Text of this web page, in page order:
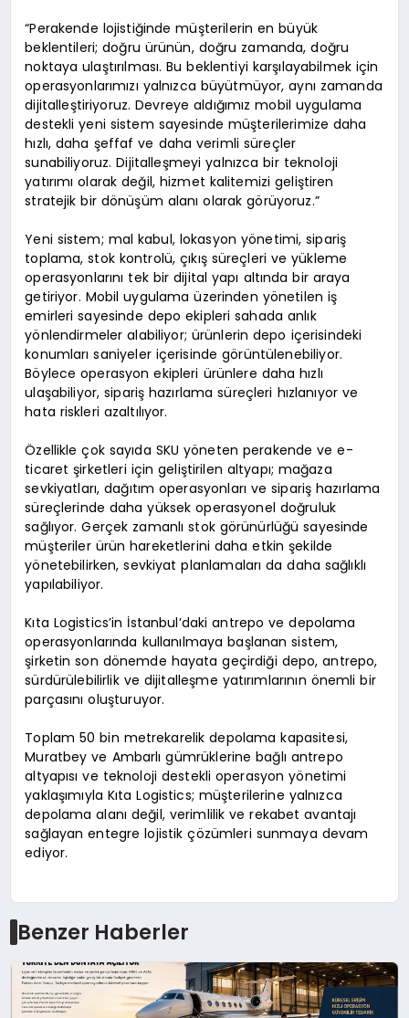
“Perakende lojistiğinde müşterilerin en büyük
beklentileri; doğru ürünün, doğru zamanda, doğru
noktaya ulaştırılması. Bu beklentiyi karşılayabilmek için
operasyonlarımızı yalnızca büyütmüyor, aynı zamanda
dijitalleştiriyoruz. Devreye aldığımız mobil uygulama
destekli yeni sistem sayesinde müşterilerimize daha
hızlı, daha şeffaf ve daha verimli süreçler
sunabiliyoruz. Dijitalleşmeyi yalnızca bir teknoloji
yatırımı olarak değil, hizmet kalitemizi geliştiren
stratejik bir dönüşüm alanı olarak görüyoruz.”
Yeni sistem; mal kabul, lokasyon yönetimi, sipariş
toplama, stok kontrolü, çıkış süreçleri ve yükleme
operasyonlarını tek bir dijital yapı altında bir araya
getiriyor. Mobil uygulama üzerinden yönetilen iş
emirleri sayesinde depo ekipleri sahada anlık
yönlendirmeler alabiliyor; ürünlerin depo içerisindeki
konumları saniyeler içerisinde görüntülenebiliyor.
Böylece operasyon ekipleri ürünlere daha hızlı
ulaşabiliyor, sipariş hazırlama süreçleri hızlanıyor ve
hata riskleri azaltılıyor.
Özellikle çok sayıda SKU yöneten perakende ve e-
ticaret şirketleri için geliştirilen altyapı; mağaza
sevkiyatları, dağıtım operasyonları ve sipariş hazırlama
süreçlerinde daha yüksek operasyonel doğruluk
sağlıyor. Gerçek zamanlı stok görünürlüğü sayesinde
müşteriler ürün hareketlerini daha etkin şekilde
yönetebilirken, sevkiyat planlamaları da daha sağlıklı
yapılabiliyor.
Kıta Logistics’in İstanbul’daki antrepo ve depolama
operasyonlarında kullanılmaya başlanan sistem,
şirketin son dönemde hayata geçirdiği depo, antrepo,
sürdürülebilirlik ve dijitalleşme yatırımlarının önemli bir
parçasını oluşturuyor.
Toplam 50 bin metrekarelik depolama kapasitesi,
Muratbey ve Ambarlı gümrüklerine bağlı antrepo
altyapısı ve teknoloji destekli operasyon yönetimi
yaklaşımıyla Kıta Logistics; müşterilerine yalnızca
depolama alanı değil, verimlilik ve rekabet avantajı
sağlayan entegre lojistik çözümleri sunmaya devam
ediyor.
Benzer Haberler